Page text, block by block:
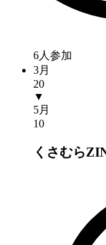
6人参加
3月
20
▼
5月
10
くさむら